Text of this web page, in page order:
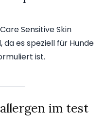
Sensitive Skin
es speziell für Hunde
ist.
im test